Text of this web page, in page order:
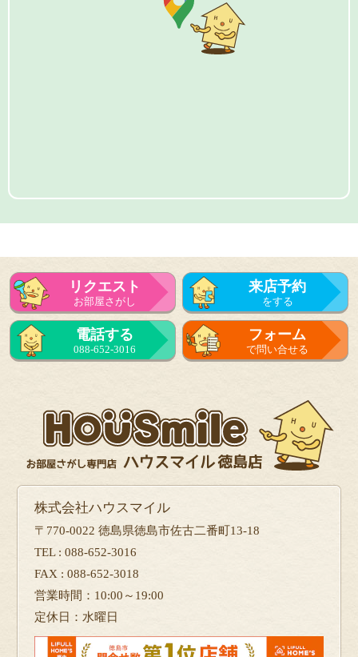
リクエスト
お部屋さがし
来店予約
をする
電話する
088-652-3016
フォーム
で問い合せる
株式会社ハウスマイル
〒770-0022 徳島県徳島市佐古二番町13-18
TEL : 088-652-3016
FAX : 088-652-3018
営業時間：10:00～19:00
定休日：水曜日